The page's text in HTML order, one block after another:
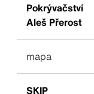
Pokrývačství
Aleš Přerost
mapa
SKIP